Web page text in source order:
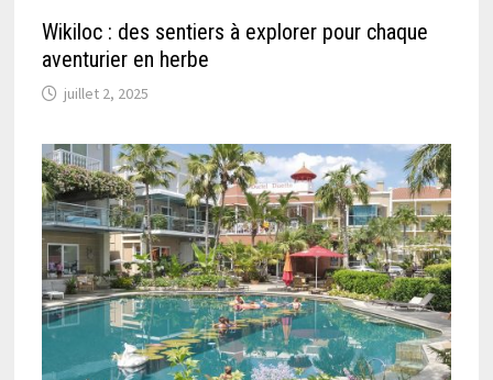
Wikiloc : des sentiers à explorer pour chaque
aventurier en herbe
juillet 2, 2025